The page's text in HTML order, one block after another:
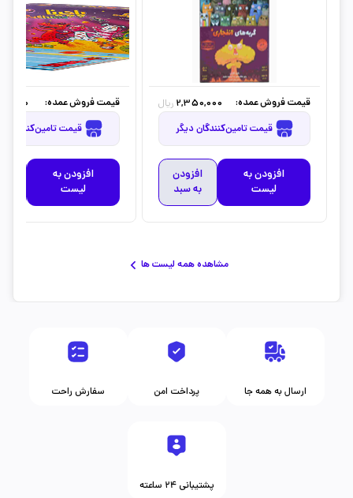
قیمت فروش عمده: 2,350,000 ریال
قیمت تامین‌کنندگان دیگر
افزودن به
لیست
افزودن
به سبد
قیمت فروش عمده:
قیمت تامین‌کنندگان دیگر
افزودن به
لیست
مشاهده همه لیست ها
سفارش راحت پرداخت امن ارسال به همه جا
پشتیبانی ۲۴ ساعته